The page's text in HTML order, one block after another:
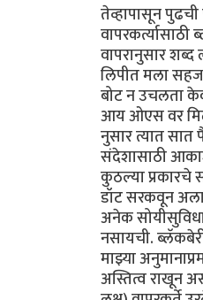
तेव्हापासून
वापरानुसार
लिपीत मला
बोट न उचलता
आय ओएस वर मिळू
नुसार त्यात
संदेशासाठी
कुठल्या प्रकारचे
डॉट सरकवून
अनेक
नसायची.
माझ्या
अस्तित्व राखून